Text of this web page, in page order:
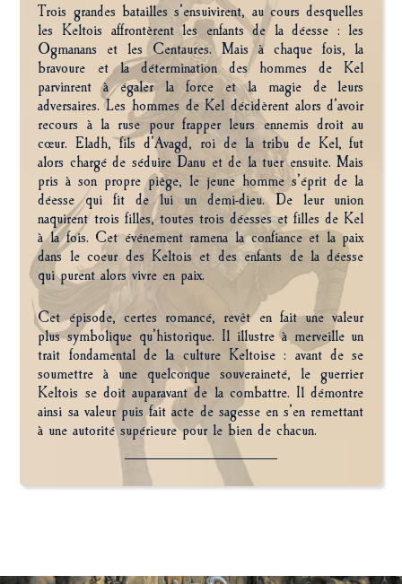
Trois grandes batailles s’ensuivirent, au cours desquelles
les Keltois affrontèrent les enfants de la déesse : les
Ogmanans et les Centaures. Mais à chaque fois, la
bravoure et la détermination des hommes de Kel
parvinrent à égaler la force et la magie de leurs
adversaires. Les hommes de Kel décidèrent alors d’avoir
recours à la ruse pour frapper leurs ennemis droit au
cœur. Eladh, fils d’Avagd, roi de la tribu de Kel, fut
alors chargé de séduire Danu et de la tuer ensuite. Mais
pris à son propre piège, le jeune homme s’éprit de la
déesse qui fit de lui un demi-dieu. De leur union
naquirent trois filles, toutes trois déesses et filles de Kel
à la fois. Cet événement ramena la confiance et la paix
dans le coeur des Keltois et des enfants de la déesse
qui purent alors vivre en paix.
Cet épisode, certes romancé, revêt en fait une valeur
plus symbolique qu’historique. Il illustre à merveille un
trait fondamental de la culture Keltoise : avant de se
soumettre à une quelconque souveraineté, le guerrier
Keltois se doit auparavant de la combattre. Il démontre
ainsi sa valeur puis fait acte de sagesse en s’en remettant
à une autorité supérieure pour le bien de chacun.